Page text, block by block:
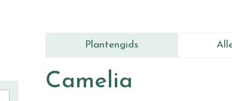
Plantengids
Camelia